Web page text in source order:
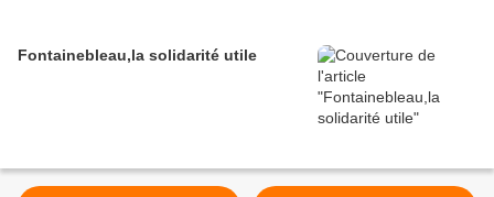
Fontainebleau,la solidarité utile